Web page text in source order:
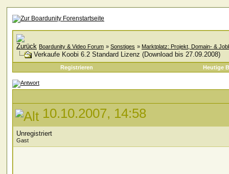
Boardunity & Video Forum » Sonstiges » Marktplatz: Projekt, Domain- &
Verkaufe Koobi 6.2 Standard Lizenz (Download bis 27.09.2008)
Registrieren Heutige
10.10.2007, 14:58
Unregistriert
Gast